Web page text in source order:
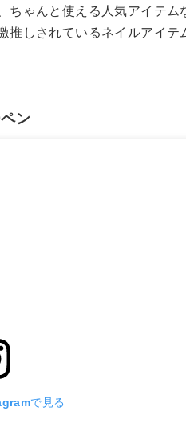
ゃんと使える人気アイテム
推しされているネイルアイ
ン
で見る